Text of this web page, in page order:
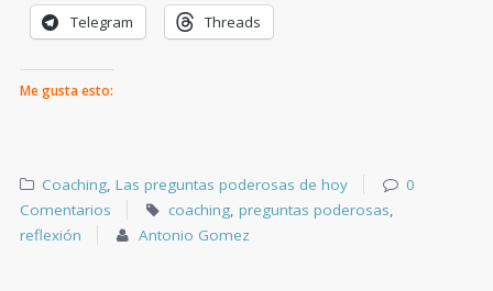
Telegram Threads
Me gusta esto:
Coaching,Las preguntas poderosas de hoy
0
Comentarios
coaching,preguntas poderosas,
reflexión
Antonio Gomez